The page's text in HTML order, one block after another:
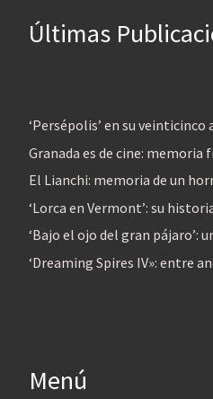
Últimas
‘Persépolis’ en su veinticinco
Granada es de cine: memoria
El Lianchi: memoria de un
‘Lorca en Vermont’: su
‘Bajo el ojo del gran pájaro’:
‘Dreaming Spires IV»: entre
Menú